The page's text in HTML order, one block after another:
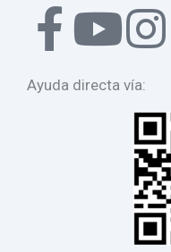
F
a
Y
o
I
s
t
a
Ayuda directa vía: